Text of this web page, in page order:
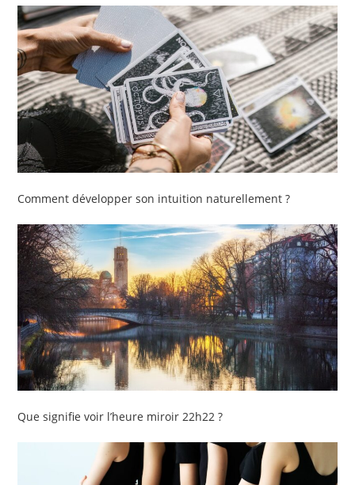
Comment développer son intuition naturellement ?
Que signifie voir l’heure miroir 22h22 ?